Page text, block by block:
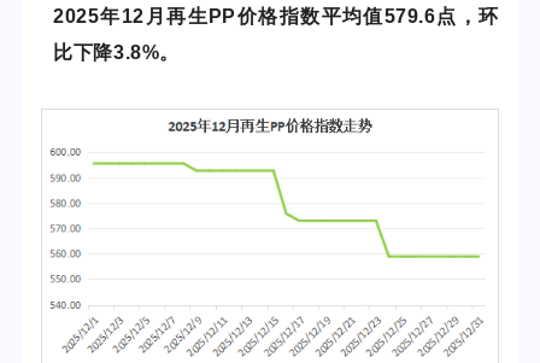
2025年12 月再生PP价格指数平均值579.6点，环
比下降3.8%。